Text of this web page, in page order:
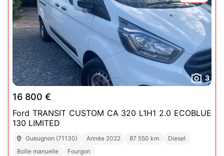
3
16 800 €
Ford TRANSIT CUSTOM CA 320 L1H1 2.0 ECOBLUE
130 LIMITED
Gueugnon (71130) Année 2022 87 550 km
Diesel
Boîte manuelle
Fourgon